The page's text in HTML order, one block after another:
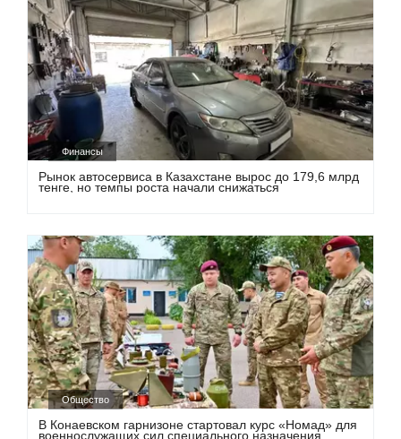
Финансы
Рынок автосервиса в Казахстане вырос до 179,6 млрд
тенге, но темпы роста начали снижаться
Общество
В Конаевском гарнизоне стартовал курс «Номад» для
военнослужащих сил специального назначения